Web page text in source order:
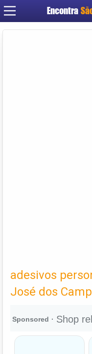
Encontra
adesivos
José dos